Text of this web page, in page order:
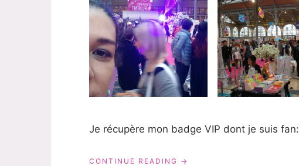
Je récupère mon badge VIP dont je suis fan:
CONTINUE READING « MA